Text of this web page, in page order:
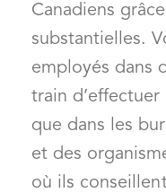
Canadiens
substantielles.
employés dans
train
que dans les
et des
où ils